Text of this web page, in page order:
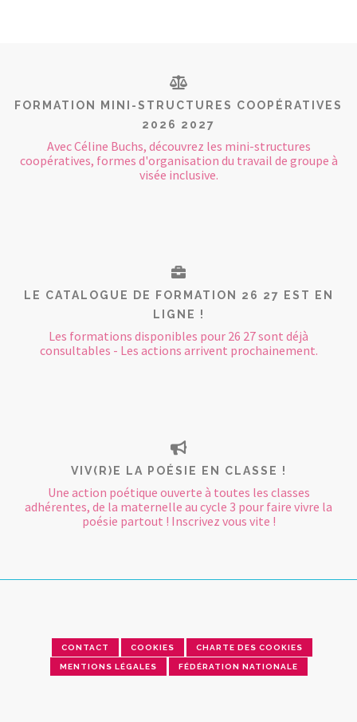
FORMATION MINI-STRUCTURES COOPÉRATIVES
2026 2027
Avec Céline Buchs, découvrez les mini-structures
coopératives, formes d'organisation du travail de groupe à
visée inclusive.
LE CATALOGUE DE FORMATION 26 27 EST EN
LIGNE !
Les formations disponibles pour 26 27 sont déjà
consultables - Les actions arrivent prochainement.
VIV(R)E LA POÉSIE EN CLASSE !
Une action poétique ouverte à toutes les classes
adhérentes, de la maternelle au cycle 3 pour faire vivre la
poésie partout ! Inscrivez vous vite !
CONTACT COOKIES CHARTE DES COOKIES
MENTIONS LÉGALES FÉDÉRATION NATIONALE